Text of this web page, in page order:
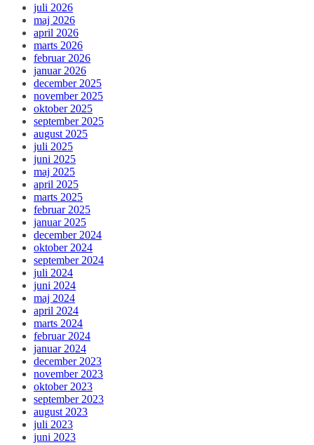
juli 2026
maj 2026
april 2026
marts 2026
februar 2026
januar 2026
december 2025
november 2025
oktober 2025
september 2025
august 2025
juli 2025
juni 2025
maj 2025
april 2025
marts 2025
februar 2025
januar 2025
december 2024
oktober 2024
september 2024
juli 2024
juni 2024
maj 2024
april 2024
marts 2024
februar 2024
januar 2024
december 2023
november 2023
oktober 2023
september 2023
august 2023
juli 2023
juni 2023